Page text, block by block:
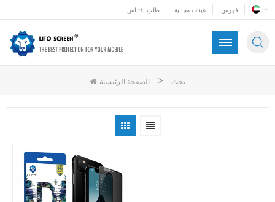
طلب اقتباس عينات مجانية فهرس
الصفحة الرئيسية > بحث